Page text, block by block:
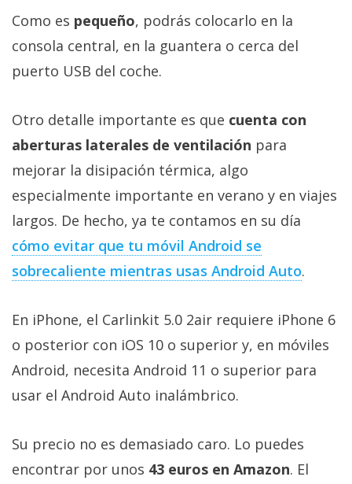
Como es pequeño, podrás colocarlo en la
consola central, en la guantera o cerca del
puerto USB del coche.
Otro detalle importante es que cuenta con
aberturas laterales de ventilación para
mejorar la disipación térmica, algo
especialmente importante en verano y en viajes
largos. De hecho, ya te contamos en su día
cómo evitar que tu móvil Android se
sobrecaliente mientras usas Android Auto‎.
En iPhone, el Carlinkit 5.0 2air requiere iPhone 6
o posterior con iOS 10 o superior y, en móviles
Android, necesita Android 11 o superior para
usar el Android Auto inalámbrico.
Su precio no es demasiado caro. Lo puedes
encontrar por unos 43 euros en Amazon. El